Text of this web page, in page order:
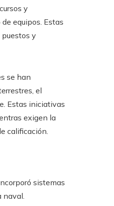
y
equipos. Estas
y
se han
el
Estas iniciativas
exigen la
calificación.
sistemas
naval.